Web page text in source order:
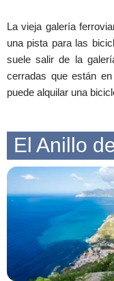
La vieja galería
una pista para las
suele salir de la
cerradas que están
puede alquilar una
El Anillo